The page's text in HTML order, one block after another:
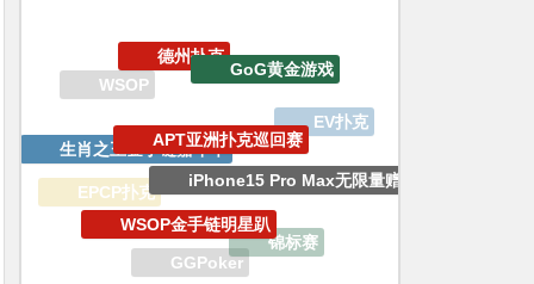
WCOOP
EV专属大宝箱
EPCP扑克
生肖之王金手链嘉年华
APT亚洲扑克巡回赛
iPhone15 Pro Max无限量赠送
锦标赛
GGPoker
WSOP金手链明星趴